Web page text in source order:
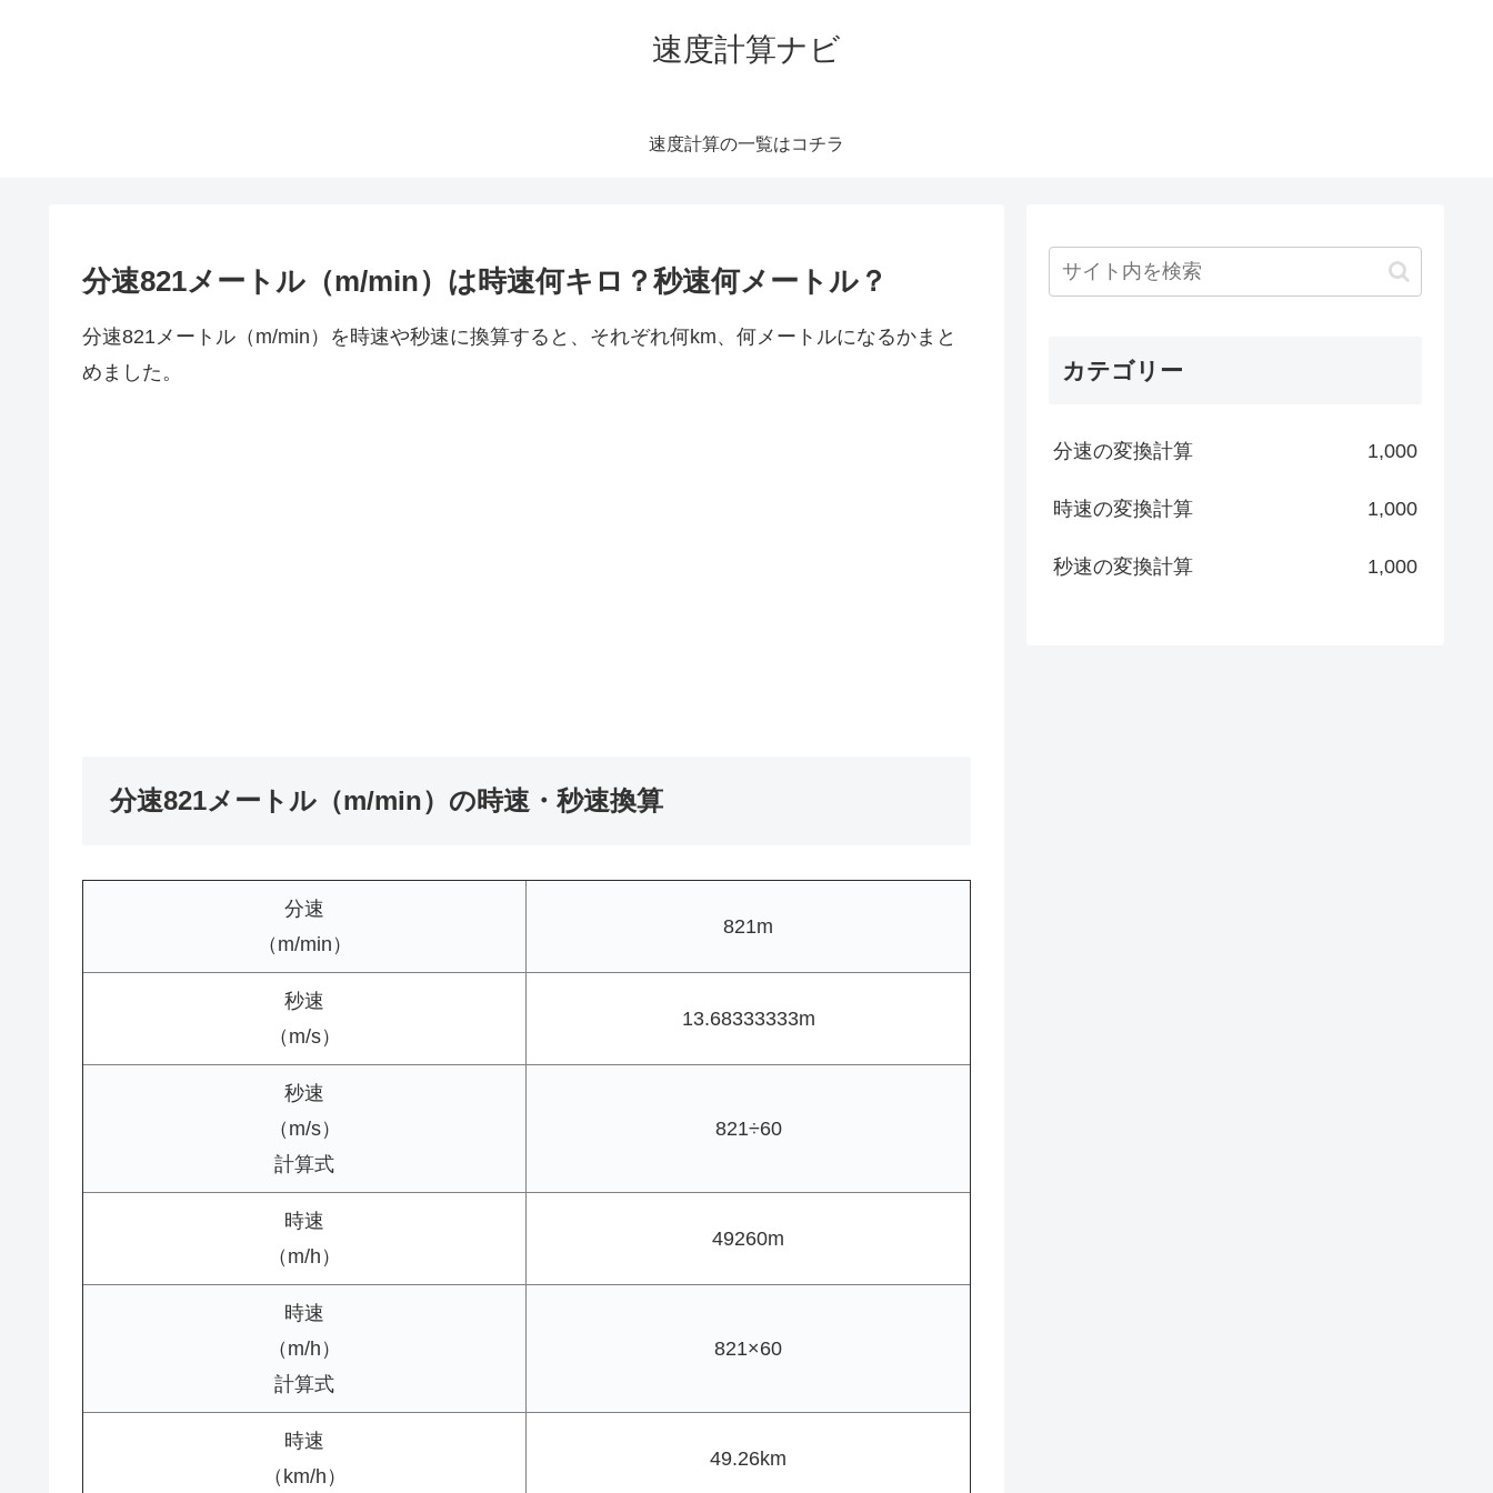
速度計算ナビ
速度計算の一覧はコチラ
分速821メートル（m/min）は時速何キロ？秒速何メートル？
分速821メートル（m/min）を時速や秒速に換算すると、それぞれ何km、何メートルになるかまと
めました。
分速821メートル（m/min）の時速・秒速換算
分速
（m/min）
821m
秒速
（m/s）
13.68333333m
秒速
（m/s）
計算式
821÷60
時速
（m/h）
49260m
時速
（m/h）
計算式
821×60
時速
（km/h）
49.26km
カテゴリー
分速の変換計算 1,000
時速の変換計算 1,000
秒速の変換計算 1,000